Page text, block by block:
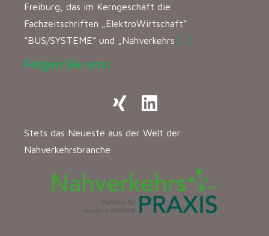
Freiburg, das im Kerngeschäft die
Fachzeitschriften „ElektroWirtschaft“
“BUS/SYSTEME” und „Nahverkehrs […]
Folgen Sie uns:
Stets das Neueste aus der Welt der
Nahverkehrsbranche